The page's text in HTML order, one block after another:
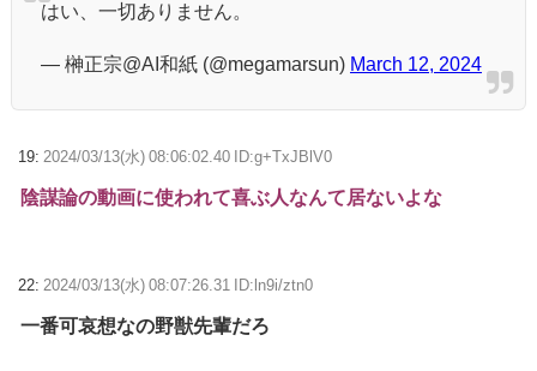
はい、一切ありません。
— 榊正宗@AI和紙 (@megamarsun) March 12, 2024
19: 2024/03/13(水) 08:06:02.40 ID:g+TxJBlV0
陰謀論の動画に使われて喜ぶ人なんて居ないよな
22: 2024/03/13(水) 08:07:26.31 ID:ln9i/ztn0
一番可哀想なの野獣先輩だろ